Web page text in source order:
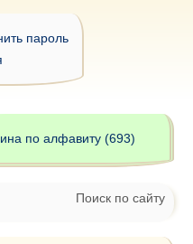
пароль
по алфавиту (693)
Поиск по сайту